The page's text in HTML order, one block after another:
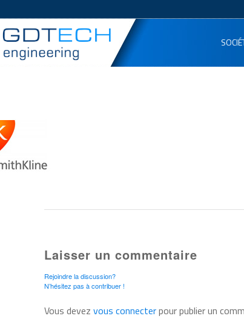
Laisser un commentaire
Rejoindre la discussion?
N’hésitez pas à contribuer !
Vous devez vous connecterpour publier un